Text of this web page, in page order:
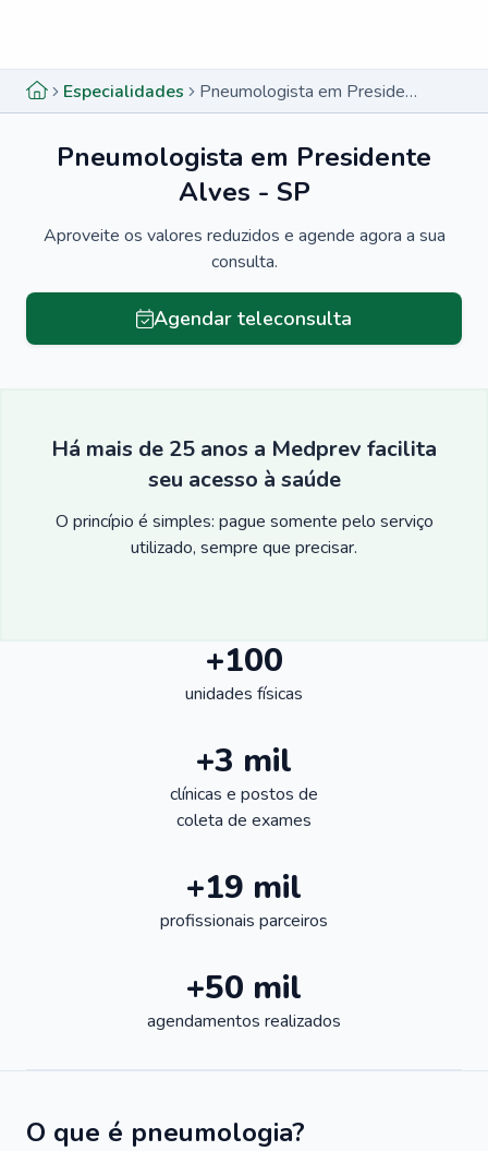
Especialidades Pneumologista em Presidente Alves - SP
Pneumologista em Presidente
Alves - SP
Aproveite os valores reduzidos e agende agora a sua
consulta.
Agendar teleconsulta
Há mais de 25 anos a Medprev facilita
seu acesso à saúde
O princípio é simples: pague somente pelo serviço
utilizado, sempre que precisar.
+100
unidades físicas
+3 mil
clínicas e postos de
coleta de exames
+19 mil
profissionais parceiros
+50 mil
agendamentos realizados
O que é pneumologia?